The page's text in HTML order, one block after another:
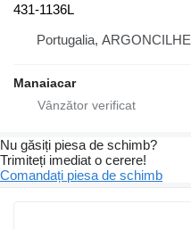
431-1136L
Portugalia, ARGONCILHE
Manaiacar
Nu găsiți piesa de schimb?
Trimiteți imediat o cerere!
Comandați piesa de schimb